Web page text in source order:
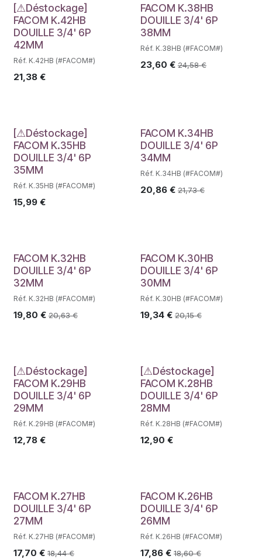
Déstockage
[⚠Déstockage]
FACOM K.42HB
DOUILLE 3/4' 6P
42MM
Réf. K.42HB (#FACOM#)
21,38 €
FACOM K.38HB
DOUILLE 3/4' 6P
38MM
Réf. K.38HB (#FACOM#)
23,60 € 24,58€
Déstockage
[⚠Déstockage]
FACOM K.35HB
DOUILLE 3/4' 6P
35MM
Réf. K.35HB (#FACOM#)
15,99 €
FACOM K.34HB
DOUILLE 3/4' 6P
34MM
Réf. K.34HB (#FACOM#)
20,86€ 21,73€
FACOM K.32HB
DOUILLE 3/4' 6P
32MM
Réf. K.32HB (#FACOM#)
19,80 € 20,63€
FACOM K.30HB
DOUILLE 3/4' 6P
30MM
Réf. K.30HB (#FACOM#)
19,34€ 20,15€
Déstockage
[⚠Déstockage]
FACOM K.29HB
DOUILLE 3/4' 6P
29MM
Réf. K.29HB (#FACOM#)
12,78 €
Déstockage
[⚠Déstockage]
FACOM K.28HB
DOUILLE 3/4' 6P
28MM
Réf. K.28HB (#FACOM#)
12,90 €
FACOM K.27HB
DOUILLE 3/4' 6P
27MM
Réf. K.27HB (#FACOM#)
17,70 € 18,44€
FACOM K.26HB
DOUILLE 3/4' 6P
26MM
Réf. K.26HB (#FACOM#)
17,86€ 18,60€